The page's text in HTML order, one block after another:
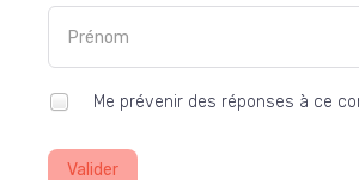
Me prévenir des réponses à ce
Valider